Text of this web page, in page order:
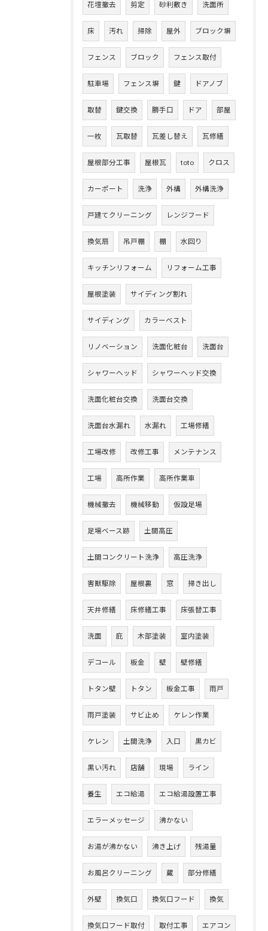
花壇撤去 剪定 砂利敷き 洗面所
床 汚れ 掃除 屋外 ブロック塀
フェンス ブロック フェンス取付
駐車場 フェンス塀 鍵 ドアノブ
取替 鍵交換 勝手口 ドア 部屋
一枚 瓦取替 瓦差し替え 瓦修繕
屋根部分工事 屋根瓦 toto クロス
カーポート 洗浄 外構 外構洗浄
戸建てクリーニング レンジフード
換気扇 吊戸棚 棚 水回り
キッチンリフォーム リフォーム工事
屋根塗装 サイディング割れ
サイディング カラーベスト
リノベーション 洗面化粧台 洗面台
シャワーヘッド シャワーヘッド交換
洗面化粧台交換 洗面台交換
洗面台水漏れ 水漏れ 工場修繕
工場改修 改修工事 メンテナンス
工場 高所作業 高所作業車
機械撤去 機械移動 仮設足場
足場ベース跡 土間高圧
土間コンクリート洗浄 高圧洗浄
害獣駆除 屋根裏 窓 掃き出し
天井修繕 床修繕工事 床張替工事
洗面 庇 木部塗装 室内塗装
デコール 板金 壁 壁修繕
トタン壁 トタン 板金工事 雨戸
雨戸塗装 サビ止め ケレン作業
ケレン 土間洗浄 入口 黒カビ
黒い汚れ 店舗 現場 ライン
養生 エコ給湯 エコ給湯設置工事
エラーメッセージ 沸かない
お湯が沸かない 沸き上げ 残湯量
お風呂クリーニング 蔵 部分修繕
外壁 換気口 換気口フード 換気
換気口フード取付 取付工事 エアコン